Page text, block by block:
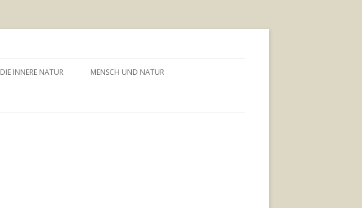
DIE INNERE NATUR MENSCH UND NATUR